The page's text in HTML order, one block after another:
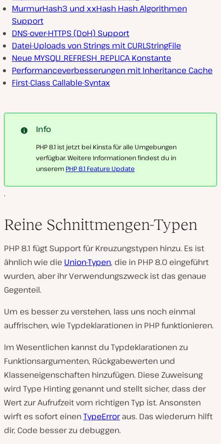
MurmurHash3 und xxHash Hash Algorithmen
Support
DNS-over-HTTPS (DoH) Support
Datei-Uploads von Strings mit CURLStringFile
Neue MYSQLI_REFRESH_REPLICA Konstante
Performanceverbesserungen mit Inheritance Cache
First-Class Callable-Syntax
Info
PHP 8.1 ist jetzt bei Kinsta für alle Umgebungen
verfügbar. Weitere Informationen findest du in
unserem PHP 8.1 Feature Update
.
Reine Schnittmengen-Typen
PHP 8.1 fügt Support für Kreuzungstypen hinzu. Es ist
ähnlich wie die Union-Typen, die in PHP 8.0 eingeführt
wurden, aber ihr Verwendungszweck ist das genaue
Gegenteil.
Um es besser zu verstehen, lass uns noch einmal
auffrischen, wie Typdeklarationen in PHP funktionieren.
Im Wesentlichen kannst du Typdeklarationen zu
Funktionsargumenten, Rückgabewerten und
Klasseneigenschaften hinzufügen. Diese Zuweisung
wird Type Hinting genannt und stellt sicher, dass der
Wert zur Aufrufzeit vom richtigen Typ ist. Ansonsten
wirft es sofort einenTypeErroraus. Das wiederum hilft
dir, Code besser zu debuggen.